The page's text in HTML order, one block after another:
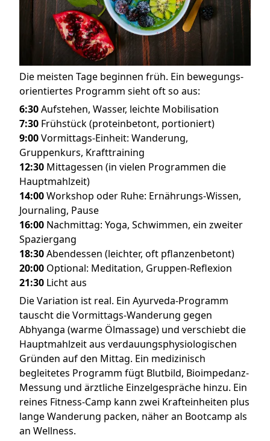
Die meisten Tage beginnen früh. Ein bewegungs-
orientiertes Programm sieht oft so aus:
6:30Aufstehen, Wasser, leichte Mobilisation
7:30 Frühstück (proteinbetont, portioniert)
9:00Vormittags-Einheit: Wanderung,
Gruppenkurs, Krafttraining
12:30 Mittagessen (in vielen Programmen die
Hauptmahlzeit)
14:00Workshop oder Ruhe: Ernährungs-Wissen,
Journaling, Pause
16:00 Nachmittag: Yoga, Schwimmen, ein zweiter
Spaziergang
18:30Abendessen (leichter, oft pflanzenbetont)
20:00 Optional: Meditation, Gruppen-Reflexion
21:30 Licht aus
Die Variation ist real. Ein Ayurveda-Programm
tauscht die Vormittags-Wanderung gegen
Abhyanga (warme Ölmassage) und verschiebt die
Hauptmahlzeit aus verdauungsphysiologischen
Gründen auf den Mittag. Ein medizinisch
begleitetes Programm fügt Blutbild, Bioimpedanz-
Messung und ärztliche Einzelgespräche hinzu. Ein
reines Fitness-Camp kann zwei Krafteinheiten plus
lange Wanderung packen, näher an Bootcamp als
an Wellness.